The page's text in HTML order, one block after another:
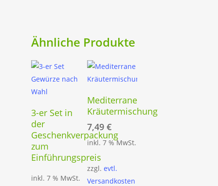
Ähnliche Produkte
Optionen
3-er Set in
der
Geschenkverpackung
zum
Einführungspreis
inkl. 7 % MwSt.
In Den
Warenkorb
Mediterrane
Kräutermischung
7,49€
inkl. 7 % MwSt.
zzgl.evtl.
Versandkosten